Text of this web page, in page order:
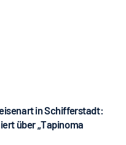
in Schifferstadt:
über „Tapinoma